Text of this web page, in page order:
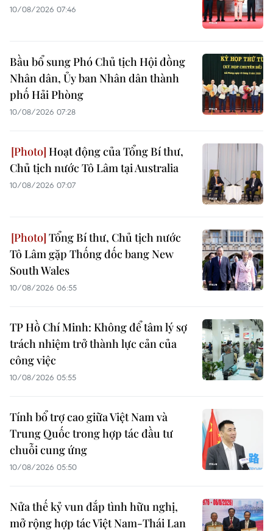
10/08/2026 07:46
Bầu bổ sung Phó Chủ tịch Hội đồng
Nhân dân, Ủy ban Nhân dân thành
phố Hải Phòng
10/08/2026 07:28
Hoạt động của Tổng Bí thư,
Chủ tịch nước Tô Lâm tại Australia
10/08/2026 07:07
Tổng Bí thư, Chủ tịch nước
Tô Lâm gặp Thống đốc bang New
South Wales
10/08/2026 06:55
TP Hồ Chí Minh: Không để tâm lý sợ
trách nhiệm trở thành lực cản của
công việc
10/08/2026 05:55
Tính bổ trợ cao giữa Việt Nam và
Trung Quốc trong hợp tác đầu tư
chuỗi cung ứng
10/08/2026 05:50
Nửa thế kỷ vun đắp tình hữu nghị,
mở rộng hợp tác Việt Nam-Thái Lan